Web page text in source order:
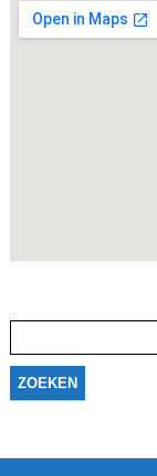
naar: